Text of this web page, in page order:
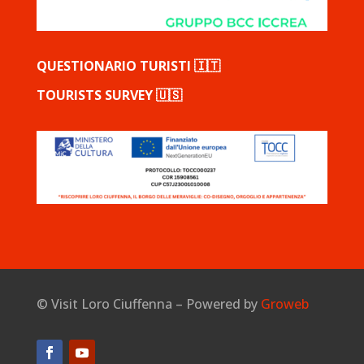
QUESTIONARIO TURISTI 🇮🇹
TOURISTS SURVEY 🇺🇸
© Visit Loro Ciuffenna – Powered by Groweb